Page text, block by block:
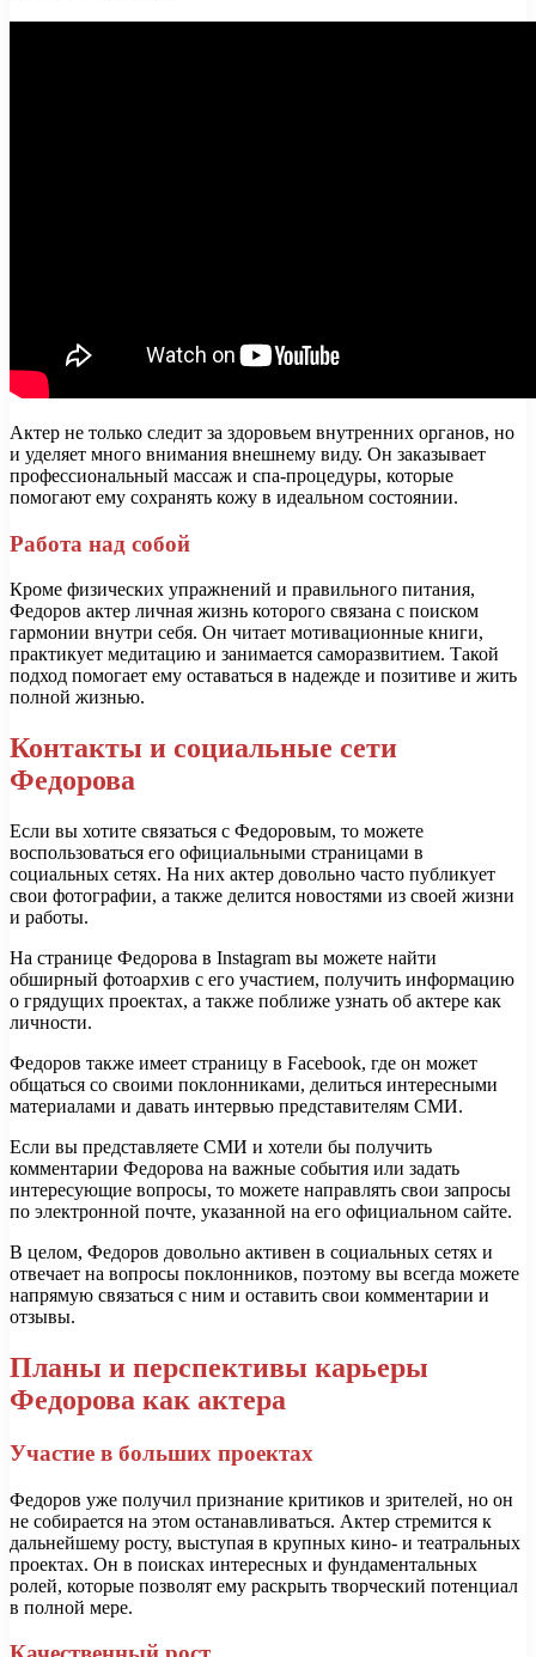
Актер не только следит за здоровьем внутренних органов, но
и уделяет много внимания внешнему виду. Он заказывает
профессиональный массаж и спа-процедуры, которые
помогают ему сохранять кожу в идеальном состоянии.
Работа над собой
Кроме физических упражнений и правильного питания,
Федоров актер личная жизнь которого связана с поиском
гармонии внутри себя. Он читает мотивационные книги,
практикует медитацию и занимается саморазвитием. Такой
подход помогает ему оставаться в надежде и позитиве и жить
полной жизнью.
Контакты и социальные сети
Федорова
Если вы хотите связаться с Федоровым, то можете
воспользоваться его официальными страницами в
социальных сетях. На них актер довольно часто публикует
свои фотографии, а также делится новостями из своей жизни
и работы.
На странице Федорова в Instagram вы можете найти
обширный фотоархив с его участием, получить информацию
о грядущих проектах, а также поближе узнать об актере как
личности.
Федоров также имеет страницу в Facebook, где он может
общаться со своими поклонниками, делиться интересными
материалами и давать интервью представителям СМИ.
Если вы представляете СМИ и хотели бы получить
комментарии Федорова на важные события или задать
интересующие вопросы, то можете направлять свои запросы
по электронной почте, указанной на его официальном сайте.
В целом, Федоров довольно активен в социальных сетях и
отвечает на вопросы поклонников, поэтому вы всегда можете
напрямую связаться с ним и оставить свои комментарии и
отзывы.
Планы и перспективы карьеры
Федорова как актера
Участие в больших проектах
Федоров уже получил признание критиков и зрителей, но он
не собирается на этом останавливаться. Актер стремится к
дальнейшему росту, выступая в крупных кино- и театральных
проектах. Он в поисках интересных и фундаментальных
ролей, которые позволят ему раскрыть творческий потенциал
в полной мере.